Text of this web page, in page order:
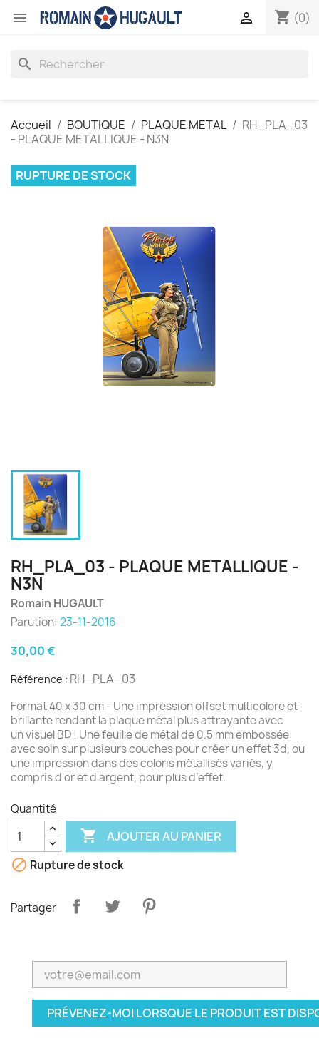
 shopping_cart (0)

search
Accueil BOUTIQUE PLAQUE METAL
RH_PLA_03
- PLAQUE METALLIQUE - N3N
RUPTURE DE STOCK
RH_PLA_03 - PLAQUE METALLIQUE -
N3N
Romain HUGAULT
Parution: 23-11-2016
30,00 €
Référence : RH_PLA_03
Format 40 x 30 cm - Une impression offset multicolore et
brillante rendant la plaque métal plus attrayante avec
un visuel BD ! Une feuille de métal de 0.5 mm embossée
avec soin sur plusieurs couches pour créer un effet 3d, ou
une impression dans des coloris métallisés variés, y
compris d'or et d'argent, pour plus d’effet.
Quantité
 AJOUTER AU PANIER
 Rupture de stock
Partager
PRÉVENEZ-MOI LORSQUE LE PRODUIT EST